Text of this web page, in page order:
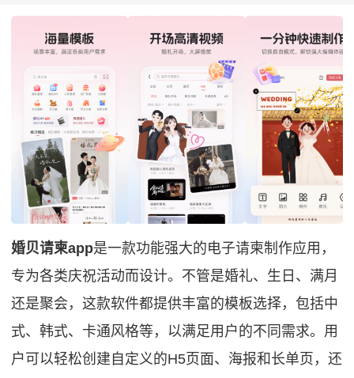
婚贝请柬app是一款功能强大的电子请柬制作应用，
专为各类庆祝活动而设计。不管是婚礼、生日、满月
还是聚会，这款软件都提供丰富的模板选择，包括中
式、韩式、卡通风格等，以满足用户的不同需求。用
户可以轻松创建自定义的H5页面、海报和长单页，还